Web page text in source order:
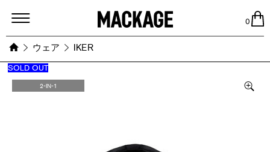
MACKAGE
0
ウェア IKER
SOLD OUT
2-IN-1
Images